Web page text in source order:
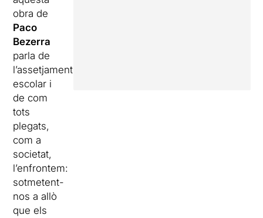
obra de
Paco
Bezerra
parla de
l’assetjament
escolar i
de com
tots
plegats,
com a
societat,
l’enfrontem:
sotmetent-
nos a allò
que els